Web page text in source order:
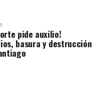
pide auxilio!
basura y destrucción